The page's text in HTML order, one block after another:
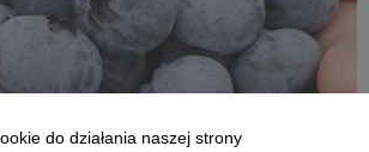
do działania naszej strony